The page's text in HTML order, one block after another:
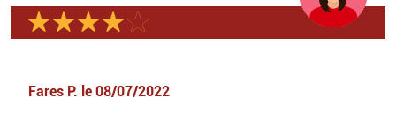
Fares P. le 08/07/2022